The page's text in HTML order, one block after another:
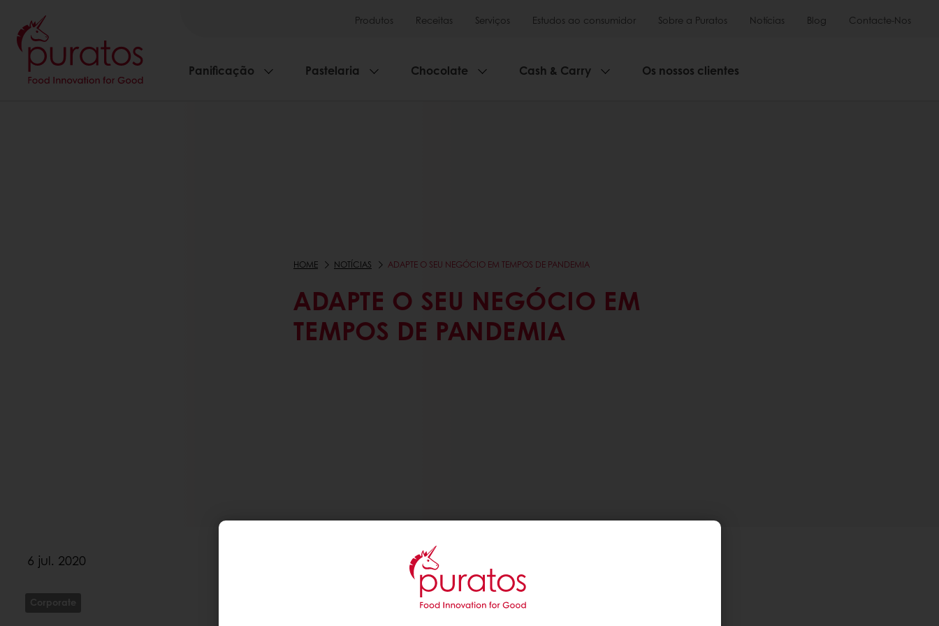
Produtos Receitas Serviços Estudos ao consumidor Sobre a Puratos Notícias Blog Contacte-Nos
Panificação Pastelaria Chocolate Cash & Carry Os nossos clientes
HOME NOTÍCIAS ADAPTE O SEU NEGÓCIO EM TEMPOS DE PANDEMIA
ADAPTE O SEU NEGÓCIO EM
TEMPOS DE PANDEMIA
6 jul. 2020
Corporate